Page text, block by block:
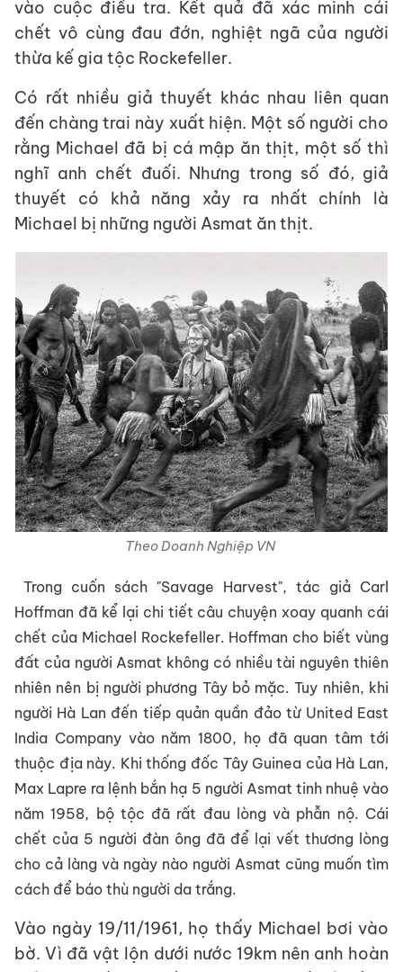
vào cuộc điều tra. Kết quả đã xác minh cái
chết vô cùng đau đớn, nghiệt ngã của người
thừa kế gia tộc Rockefeller.
Có rất nhiều giả thuyết khác nhau liên quan
đến chàng trai này xuất hiện. Một số người cho
rằng Michael đã bị cá mập ăn thịt, một số thì
nghĩ anh chết đuối. Nhưng trong số đó, giả
thuyết có khả năng xảy ra nhất chính là
Michael bị những người Asmat ăn thịt.
Theo Doanh Nghiệp VN
Trong cuốn sách "Savage Harvest", tác giả Carl
Hoffman đã kể lại chi tiết câu chuyện xoay quanh cái
chết của Michael Rockefeller. Hoffman cho biết vùng
đất của người Asmat không có nhiều tài nguyên thiên
nhiên nên bị người phương Tây bỏ mặc. Tuy nhiên, khi
người Hà Lan đến tiếp quản quần đảo từ United East
India Company vào năm 1800, họ đã quan tâm tới
thuộc địa này. Khi thống đốc Tây Guinea của Hà Lan,
Max Lapre ra lệnh bắn hạ 5 người Asmat tinh nhuệ vào
năm 1958, bộ tộc đã rất đau lòng và phẫn nộ. Cái
chết của 5 người đàn ông đã để lại vết thương lòng
cho cả làng và ngày nào người Asmat cũng muốn tìm
cách để báo thù người da trắng.
Vào ngày 19/11/1961, họ thấy Michael bơi vào
bờ. Vì đã vật lộn dưới nước 19km nên anh hoàn